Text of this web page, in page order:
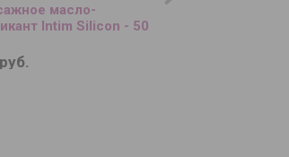
масло-
Intim Silicon - 50
Чёрная анальная